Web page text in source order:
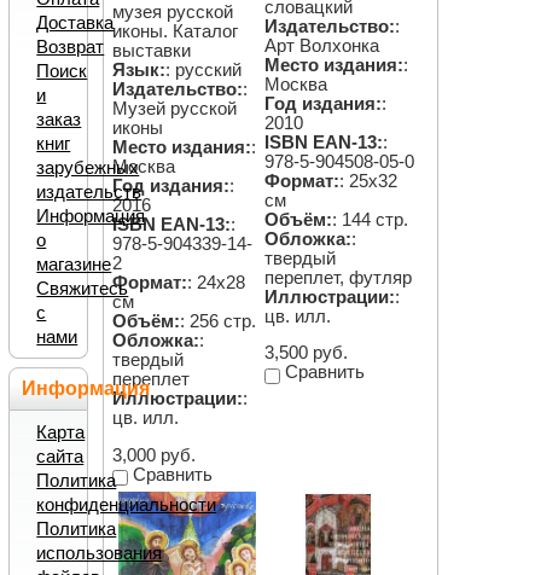
музея русской
иконы. Каталог
выставки
Язык:: русский
Издательство::
Музей русской
иконы
Место издания::
Москва
Год издания::
2016
ISBN EAN-13::
978-5-904339-14-
2
Формат:: 24х28
см
Объём:: 256 стр.
Обложка::
твердый
переплет
Иллюстрации::
цв. илл.
3,000 руб.
Сравнить
словацкий
Издательство::
Арт Волхонка
Место издания::
Москва
Год издания::
2010
ISBN EAN-13::
978-5-904508-05-0
Формат:: 25х32
см
Объём:: 144 стр.
Обложка::
твердый
переплет, футляр
Иллюстрации::
цв. илл.
3,500 руб.
Сравнить
Доставка
Возврат
Поиск
и
заказ
книг
зарубежных
издательств
Информация
о
магазине
Свяжитесь
с
нами
Информация
Карта
сайта
Политика
конфиденциальности
Политика
использования